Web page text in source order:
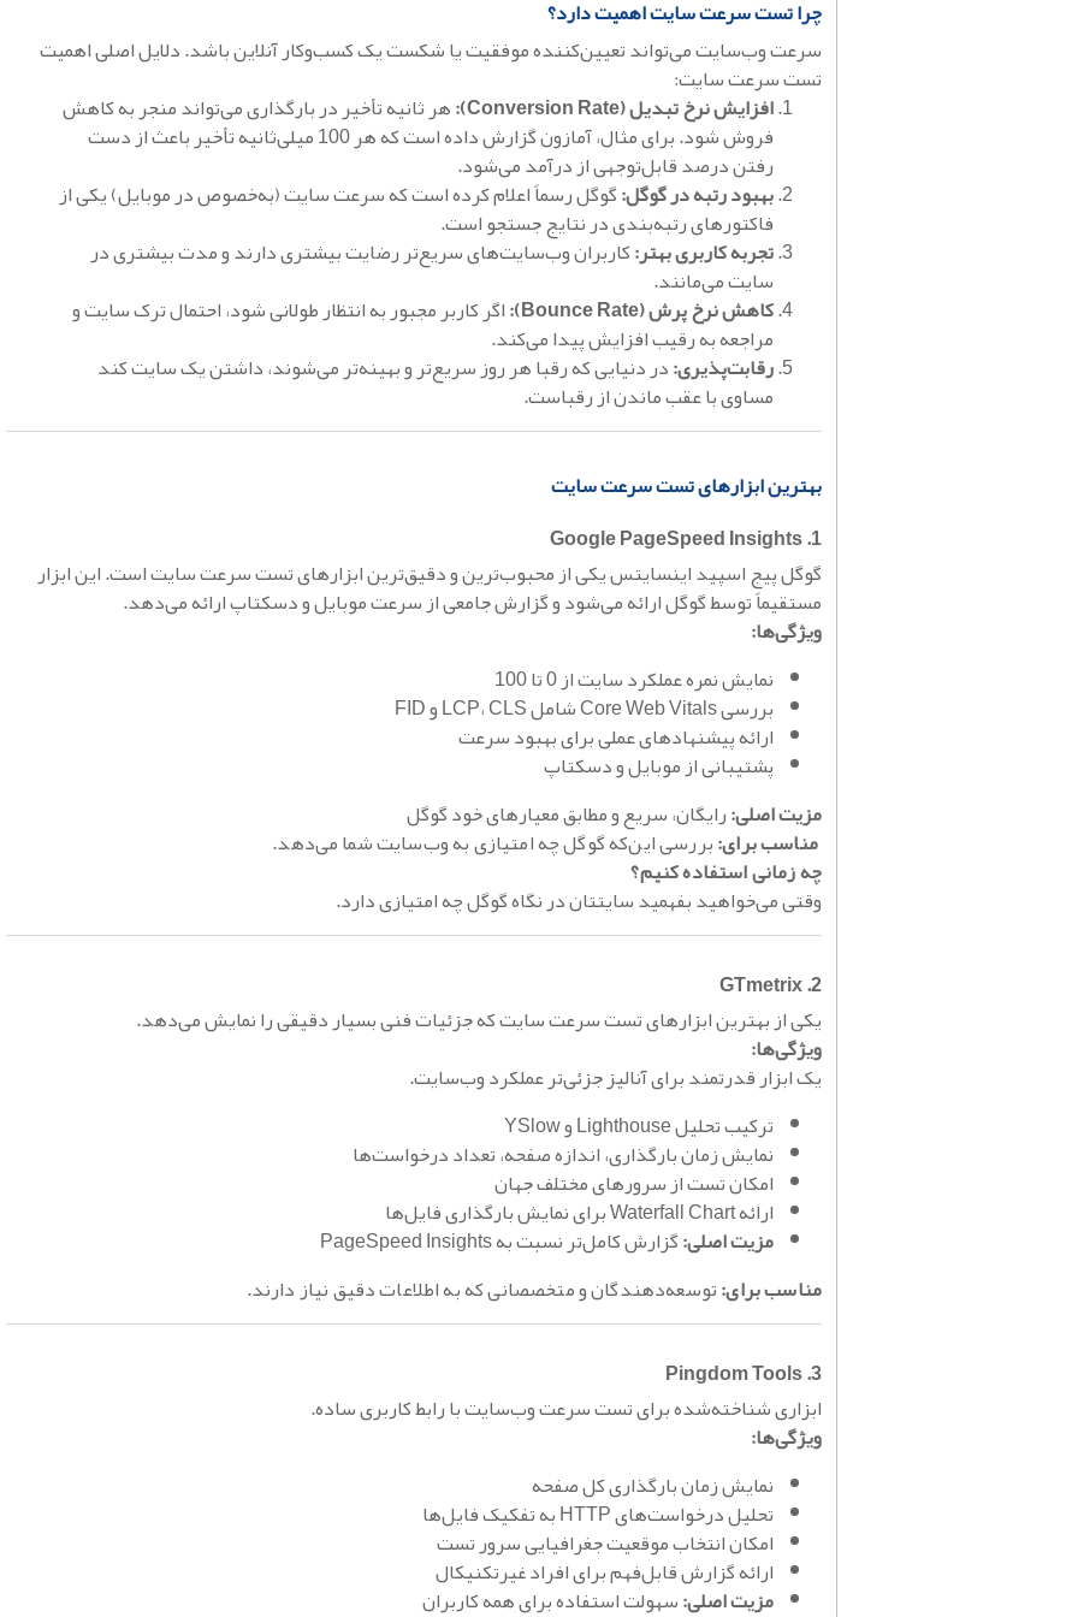
چرا تست سرعت سایت اهمیت دارد؟
سرعت وب‌سایت می‌تواند تعیین‌کننده موفقیت یا شکست یک کسب‌وکار آنلاین باشد. دلایل اصلی اهمیت
تست سرعت سایت:
افزایش نرخ تبدیل (Conversion Rate): هر ثانیه تأخیر در بارگذاری می‌تواند منجر به کاهش
فروش شود. برای مثال، آمازون گزارش داده است که هر 100 میلی‌ثانیه تأخیر باعث از دست
رفتن درصد قابل‌توجهی از درآمد می‌شود.
بهبود رتبه در گوگل:گوگل رسماً اعلام کرده است که سرعت سایت (به‌خصوص در موبایل) یکی از
فاکتورهای رتبه‌بندی در نتایج جستجو است.
تجربه کاربری بهتر:کاربران وب‌سایت‌های سریع‌تر رضایت بیشتری دارند و مدت بیشتری در
سایت می‌مانند.
کاهش نرخ پرش (Bounce Rate): اگر کاربر مجبور به انتظار طولانی شود، احتمال ترک سایت و
مراجعه به رقیب افزایش پیدا می‌کند.
رقابت‌پذیری:در دنیایی که رقبا هر روز سریع‌تر و بهینه‌تر می‌شوند، داشتن یک سایت کند
مساوی با عقب ماندن از رقباست.
بهترین ابزارهای تست سرعت سایت
1. Google PageSpeed Insights
گوگل پیج اسپید اینسایتس یکی از محبوب‌ترین و دقیق‌ترین ابزارهای تست سرعت سایت است. این ابزار
مستقیماً توسط گوگل ارائه می‌شود و گزارش جامعی از سرعت موبایل و دسکتاپ ارائه می‌دهد.
ویژگی‌ها:
نمایش نمره عملکرد سایت از 0 تا 100
بررسی Core Web Vitals شامل LCP، CLS و FID
ارائه پیشنهادهای عملی برای بهبود سرعت
پشتیبانی از موبایل و دسکتاپ
مزیت اصلی:رایگان، سریع و مطابق معیارهای خود گوگل
مناسب برای:بررسی این‌که گوگل چه امتیازی به وب‌سایت شما می‌دهد.
چه زمانی استفاده کنیم؟
وقتی می‌خواهید بفهمید سایتتان در نگاه گوگل چه امتیازی دارد.
2. GTmetrix
یکی از بهترین ابزارهای تست سرعت سایت که جزئیات فنی بسیار دقیقی را نمایش می‌دهد.
ویژگی‌ها:
یک ابزار قدرتمند برای آنالیز جزئی‌تر عملکرد وب‌سایت.
ترکیب تحلیل Lighthouse و YSlow
نمایش زمان بارگذاری، اندازه صفحه، تعداد درخواست‌ها
امکان تست از سرورهای مختلف جهان
ارائه Waterfall Chart برای نمایش بارگذاری فایل‌ها
مزیت اصلی:گزارش کامل‌تر نسبت به PageSpeed Insights
مناسب برای:توسعه‌دهندگان و متخصصانی که به اطلاعات دقیق نیاز دارند.
3. Pingdom Tools
ابزاری شناخته‌شده برای تست سرعت وب‌سایت با رابط کاربری ساده.
ویژگی‌ها:
نمایش زمان بارگذاری کل صفحه
تحلیل درخواست‌های HTTP به تفکیک فایل‌ها
امکان انتخاب موقعیت جغرافیایی سرور تست
ارائه گزارش قابل‌فهم برای افراد غیرتکنیکال
مزیت اصلی:سهولت استفاده برای همه کاربران